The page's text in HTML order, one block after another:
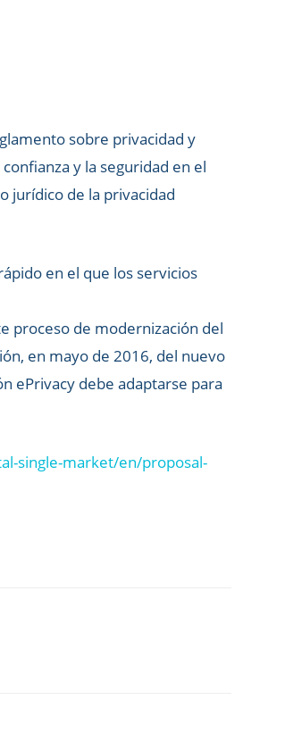
sobre privacidad y
y la seguridad en el
jurídico de la privacidad
en el que los servicios
proceso de modernización del
en mayo de 2016, del nuevo
ePrivacy debe adaptarse para
single-market/en/proposal-